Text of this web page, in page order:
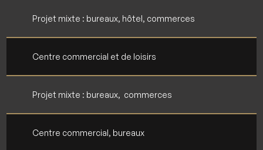
Projet mixte : bureaux, hôtel, commerces
Centre commercial et de loisirs
Projet mixte : bureaux, commerces
Centre commercial, bureaux